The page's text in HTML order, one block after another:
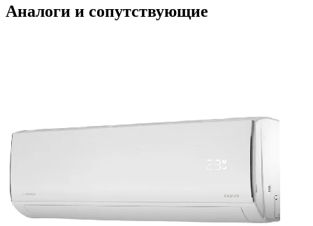
Аналоги и сопутствующие